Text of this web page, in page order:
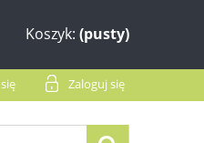
Koszyk: (pusty)
Zaloguj się